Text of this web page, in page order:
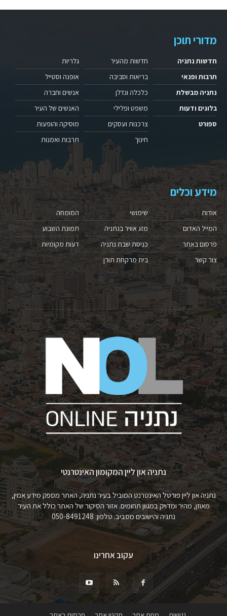
מדורי תוכן
חדשות נתניה
תרבות ופנאי
נתניה מבשלת
בלוגים ודעות
ספורט
חדשות מהעיר
בריאות וסביבה
כלכלה ונדלן
משפט ופלילי
צרכנות ועסקים
חינוך
גלריות
אופנה וסטייל
אנשים וחברה
האנשים של העיר
מוסיקה והופעות
תרבות ואמנות
מידע וכלים
אודות
המייל האדום
פרסום באתר
צור קשר
שימושי
מזג אוויר בנתניה
כניסת שבת נתניה
בית מרקחת תורן
המומחה
תמונת השבוע
דעות מקומיות
נתניה און ליין המקומון האינטרנטי
נתניה און ליין פורטל האינטרנט המוביל בעיר נתניה, האתר מספק מידע אמין,
מאוזן, מהיר ומדויק במגוון תחומים. אזור הסיקור של האתר כולל את העיר
נתניה והישובים מסביב. טלפון: 050-8491248
עקוב אחרינו